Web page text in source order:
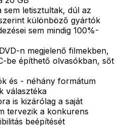
letisztultak, dúl az
különböző gyártók
sem mindig 100%-
n megjelenő filmekben,
be építhető olvasókban, sőt
és - néhány formátum
választéka
is kizárólag a saját
tervezik a konkurens
beépítését